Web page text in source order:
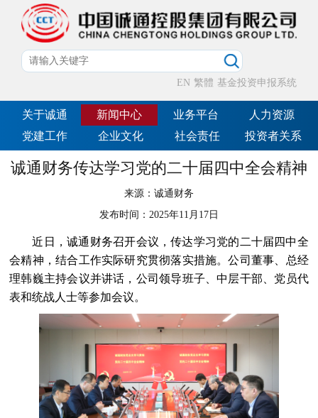
EN 繁體 基金投资申报系统
关于诚通 新闻中心 业务平台
人力资源
党建工作
企业文化 社会责任 投资者关系
诚通财务传达学习党的二十届四中全会精神
来源： 诚通财务
发布时间： 2025年11月17日
近日，诚通财务召开会议，传达学习党的二十届四中全
会精神，结合工作实际研究贯彻落实措施。公司董事、总经
理韩巍主持会议并讲话，公司领导班子、中层干部、党员代
表和统战人士等参加会议。